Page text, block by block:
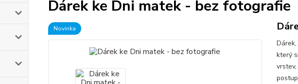
Dárek ke Dni matek - bez fotografie
Novinka
který